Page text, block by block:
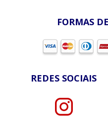
FORMAS
REDES SOCIAIS